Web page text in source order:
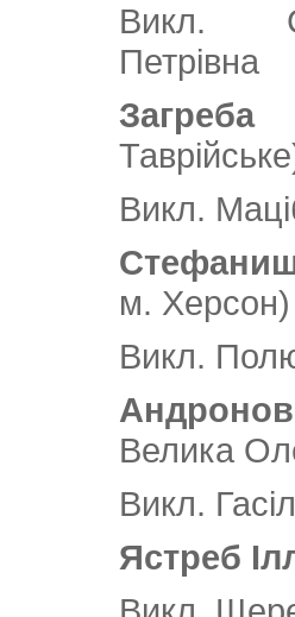
Викл.
Петрівна
Викл.
м. Херсон)
Викл.
Велика
Викл.
Ястреб